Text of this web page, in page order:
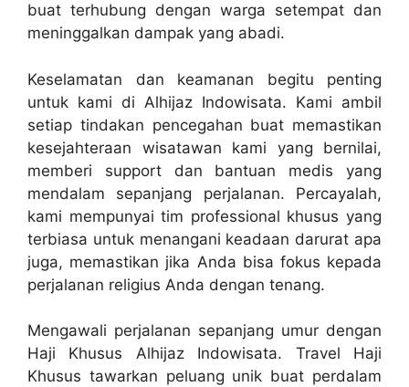
buat terhubung dengan warga setempat dan
meninggalkan dampak yang abadi.
Keselamatan dan keamanan begitu penting
untuk kami di Alhijaz Indowisata. Kami ambil
setiap tindakan pencegahan buat memastikan
kesejahteraan wisatawan kami yang bernilai,
memberi support dan bantuan medis yang
mendalam sepanjang perjalanan. Percayalah,
kami mempunyai tim professional khusus yang
terbiasa untuk menangani keadaan darurat apa
juga, memastikan jika Anda bisa fokus kepada
perjalanan religius Anda dengan tenang.
Mengawali perjalanan sepanjang umur dengan
Haji Khusus Alhijaz Indowisata. Travel Haji
Khusus tawarkan peluang unik buat perdalam